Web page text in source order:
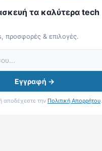
τα καλύτερα tech
προσφορές & επιλογές.
Εγγραφή →
αποδέχεστε την Πολιτική Απορρήτου.